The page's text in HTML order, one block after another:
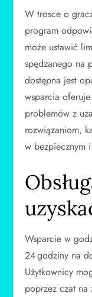
W trosce o
program
może ustawić
spędzanego na
dostępna jest
wsparcia
problemów z
rozwiązaniom,
w bezpiecznym
Wsparcie w
24 godziny na
Użytkownicy
poprzez czat